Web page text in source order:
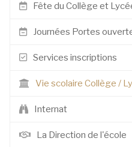
Fête du Collège et
Journées Portes
Services inscriptions
Vie scolaire Collège /
Internat
La Direction de l'école